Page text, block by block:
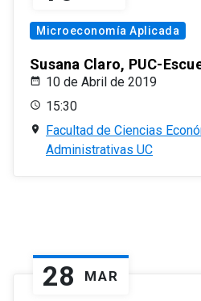
Microeconomía Aplicada
Susana Claro, PUC-
10 de Abril de 2019
15:30
Facultad de Ciencias
Administrativas UC
28 MAR